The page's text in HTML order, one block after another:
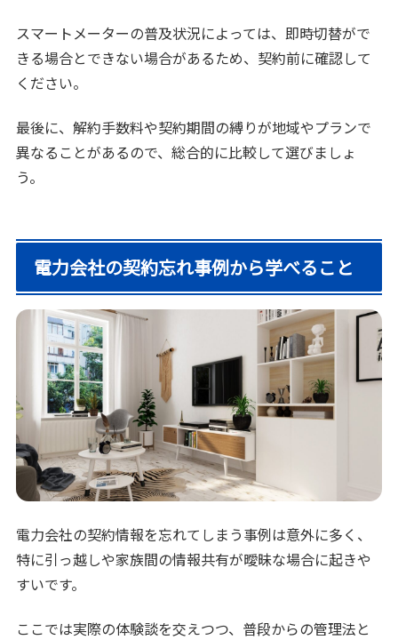
スマートメーターの普及状況によっては、即時切替がで
きる場合とできない場合があるため、契約前に確認して
ください。
最後に、解約手数料や契約期間の縛りが地域やプランで
異なることがあるので、総合的に比較して選びましょ
う。
電力会社の契約忘れ事例から学べること
電力会社の契約情報を忘れてしまう事例は意外に多く、
特に引っ越しや家族間の情報共有が曖昧な場合に起きや
すいです。
ここでは実際の体験談を交えつつ、普段からの管理法と